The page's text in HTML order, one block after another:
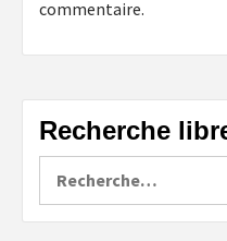
commentaire.
Recherche